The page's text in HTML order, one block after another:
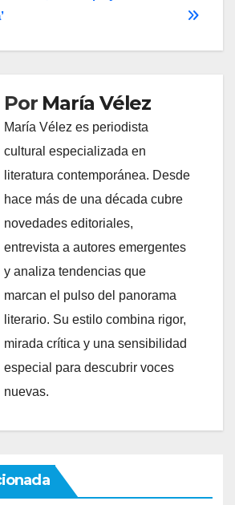
Por María Vélez
María Vélez es periodista
cultural especializada en
literatura contemporánea. Desde
hace más de una década cubre
novedades editoriales,
entrevista a autores emergentes
y analiza tendencias que
marcan el pulso del panorama
literario. Su estilo combina rigor,
mirada crítica y una sensibilidad
especial para descubrir voces
nuevas.